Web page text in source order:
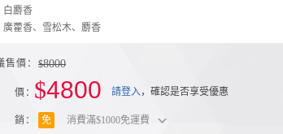
白麝香
廣藿香、雪松木、麝香
售價： $8000
價：$4800 請登入，確認是否享受優惠
銷： 免 消費滿$1000免運費